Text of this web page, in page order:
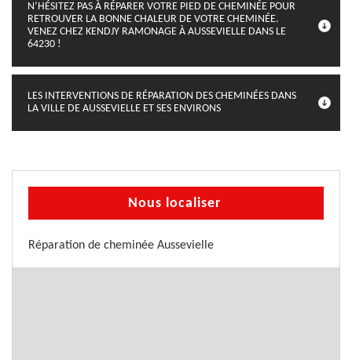
N’HÉSITEZ PAS À RÉPARER VOTRE PIED DE CHEMINÉE POUR
RETROUVER LA BONNE CHALEUR DE VOTRE CHEMINÉE.
VENEZ CHEZ KENDJY RAMONAGE À AUSSEVIELLE DANS LE
64230 !
LES INTERVENTIONS DE RÉPARATION DES CHEMINÉES DANS
LA VILLE DE AUSSEVIELLE ET SES ENVIRONS
Nous localiser
Réparation de cheminée Aussevielle